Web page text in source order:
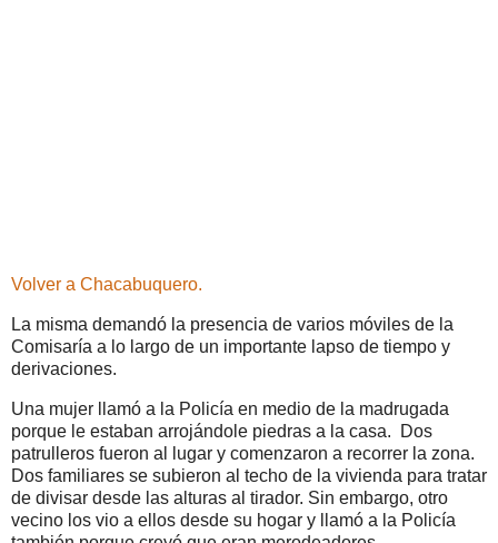
Volver a Chacabuquero.
La misma demandó la presencia de varios móviles de la
Comisaría a lo largo de un importante lapso de tiempo y
derivaciones.
Una mujer llamó a la Policía en medio de la madrugada
porque le estaban arrojándole piedras a la casa. Dos
patrulleros fueron al lugar y comenzaron a recorrer la zona.
Dos familiares se subieron al techo de la vivienda para tratar
de divisar desde las alturas al tirador. Sin embargo, otro
vecino los vio a ellos desde su hogar y llamó a la Policía